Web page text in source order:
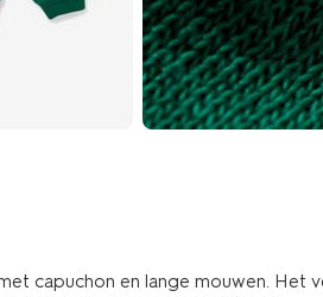
capuchon en lange mouwen. Het